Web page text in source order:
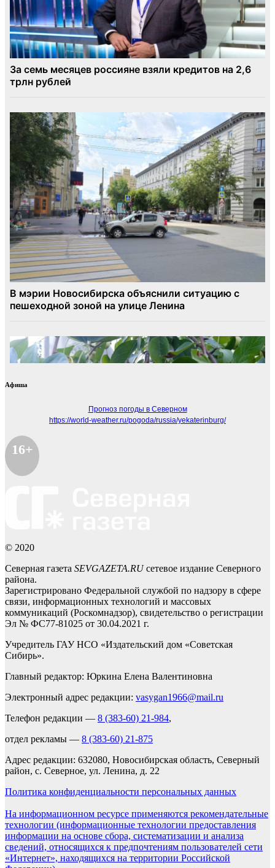
Афиша
Прогноз погоды в Северном
https://world-weather.ru/pogoda/russia/yekaterinburg/
16+
© 2020
Северная газета SEVGAZETA.RUсетевое издание Северного
района.
Зарегистрировано Федеральной службой по надзору в сфере
связи, информационных технологий и массовых
коммуникаций (Роскомнадзор), свидетельство о регистрации
Эл № ФС77-81025 от 30.04.2021 г.
Учредитель ГАУ НСО «Издательский дом «Советская
Сибирь».
Главный редактор: Юркина Елена Валентиновна
Электронный адрес редакции: vasygan1966@mail.ru
Телефон редакции — 8 (383-60) 21-984,
отдел рекламы — 8 (383-60) 21-875
Адрес редакции: 632080, Новосибирская область, Северный
район, с. Северное, ул. Ленина, д. 22
Политика конфиденциальности персональных данных
На информационном ресурсе применяются рекомендательные
технологии (информационные технологии предоставления
информации на основе сбора, систематизации и анализа
сведений, относящихся к предпочтениям пользователей сети
«Интернет», находящихся на территории Российской